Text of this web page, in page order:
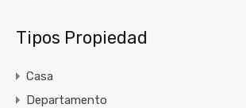
Tipos Propiedad
Casa
Departamento